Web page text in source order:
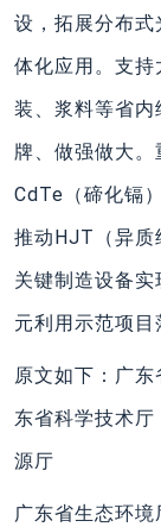
设，拓展分布
体化应用。支
装、浆料等省
牌、做强做大。
CdTe（碲化镉
推动HJT（异质
关键制造设备
元利用示范项目
原文如下：广
东省科学技术
源厅
广东省生态环